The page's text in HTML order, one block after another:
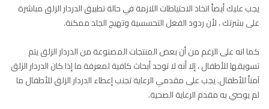
يجب عليك أيضاً اتخاذ الاحتياطات اللازمة في حالة تطبيق الدردار الزلق مباشرة
على بشرتك ، لأن ردود الفعل التحسسية وتهيج الجلد ممكنة.
كما انه على الرغم من أن بعض المنتجات المصنوعة من الدردار الزلق يتم
تسويقها للأطفال ، إلا أنه لا توجد أبحاث كافية لمعرفة ما إذا كان الدردار الزلق
آمناً للأطفال. يجب على مقدمي الرعاية تجنب إعطاء الدردار الزلق للأطفال ما
لم يوصي به مقدم الرعاية الصحية.